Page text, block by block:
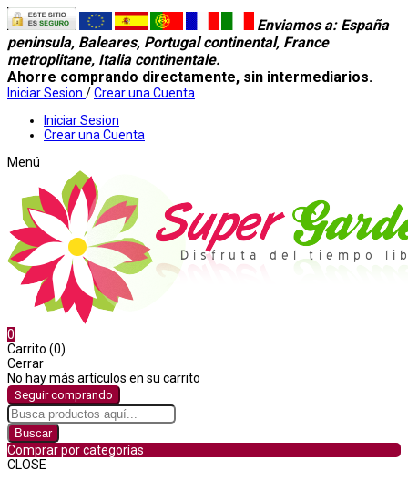
Enviamos a: España
peninsula, Baleares, Portugal continental, France
metroplitane, Italia continentale.
Ahorre comprando directamente, sin intermediarios.
Iniciar Sesion /Crear una Cuenta
Iniciar Sesion
Crear una Cuenta
Menú
0
Carrito (0)
Cerrar
No hay más artículos en su carrito
Seguir comprando
Buscar
Comprar por categorías
CLOSE